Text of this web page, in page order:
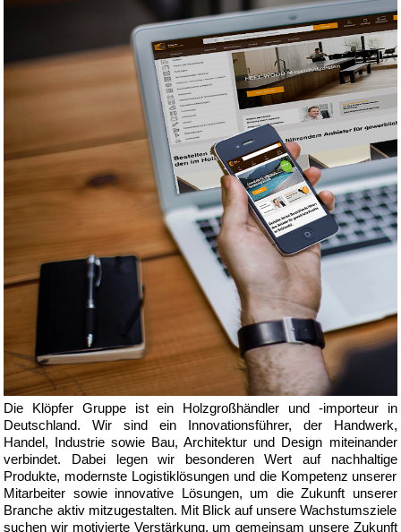
Die Klöpfer Gruppe ist ein Holzgroßhändler und -importeur in
Deutschland. Wir sind ein Innovationsführer, der Handwerk,
Handel, Industrie sowie Bau, Architektur und Design miteinander
verbindet. Dabei legen wir besonderen Wert auf nachhaltige
Produkte, modernste Logistiklösungen und die Kompetenz unserer
Mitarbeiter sowie innovative Lösungen, um die Zukunft unserer
Branche aktiv mitzugestalten. Mit Blick auf unsere Wachstumsziele
suchen wir motivierte Verstärkung, um gemeinsam unsere Zukunft